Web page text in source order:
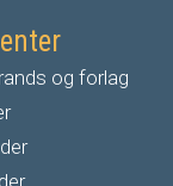
og forlag